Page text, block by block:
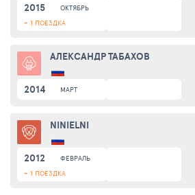
2015
ОКТЯБРЬ
+ 1 ПОЕЗДКА
АЛЕКСАНДР ТАБАХОВ
2014 МАРТ
NINIELNI
2012
ФЕВРАЛЬ
+ 1 ПОЕЗДКА